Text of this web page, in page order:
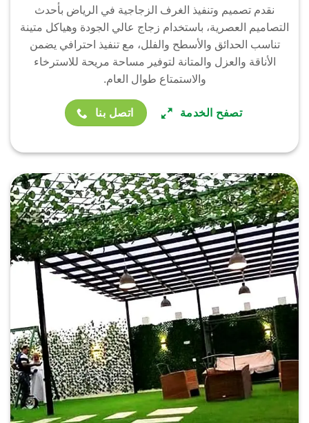
نقدم تصميم وتنفيذ الغرف الزجاجية في الرياض بأحدث
التصاميم العصرية، باستخدام زجاج عالي الجودة وهياكل متينة
تناسب الحدائق والأسطح والفلل، مع تنفيذ احترافي يضمن
الأناقة والعزل والمتانة لتوفير مساحة مريحة للاسترخاء
والاستمتاع طوال العام.
تصفح الخدمة اتصل بنا